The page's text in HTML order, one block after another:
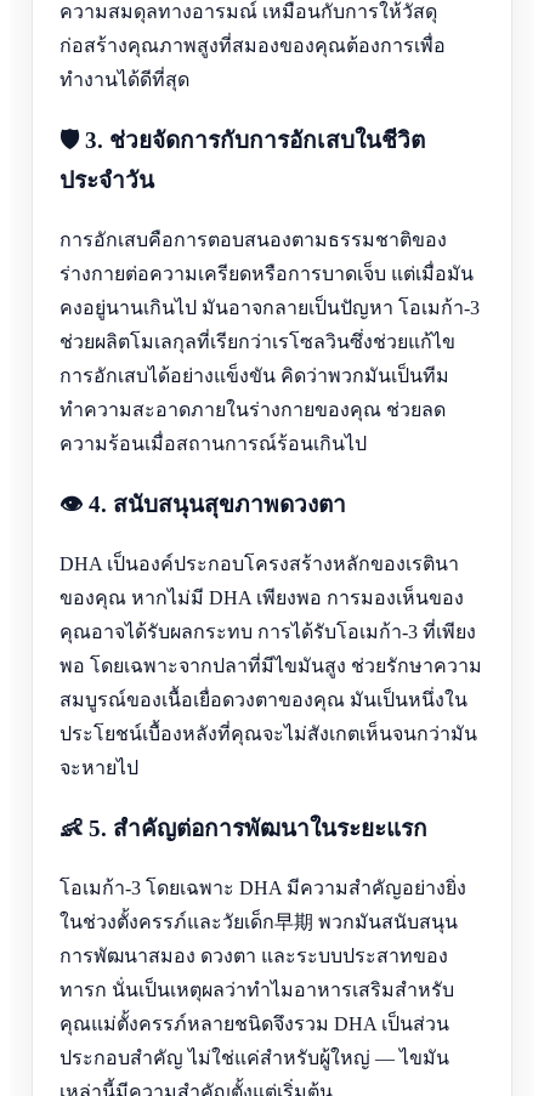
ความสมดุลทางอารมณ์ เหมือนกับการให้วัสดุ
ก่อสร้างคุณภาพสูงที่สมองของคุณต้องการเพื่อ
ทำงานได้ดีที่สุด
🛡️ 3. ช่วยจัดการกับการอักเสบในชีวิต
ประจำวัน
การอักเสบคือการตอบสนองตามธรรมชาติของ
ร่างกายต่อความเครียดหรือการบาดเจ็บ แต่เมื่อมัน
คงอยู่นานเกินไป มันอาจกลายเป็นปัญหา โอเมก้า-3
ช่วยผลิตโมเลกุลที่เรียกว่าเรโซลวินซึ่งช่วยแก้ไข
การอักเสบได้อย่างแข็งขัน คิดว่าพวกมันเป็นทีม
ทำความสะอาดภายในร่างกายของคุณ ช่วยลด
ความร้อนเมื่อสถานการณ์ร้อนเกินไป
👁️ 4. สนับสนุนสุขภาพดวงตา
DHA เป็นองค์ประกอบโครงสร้างหลักของเรตินา
ของคุณ หากไม่มี DHA เพียงพอ การมองเห็นของ
คุณอาจได้รับผลกระทบ การได้รับโอเมก้า-3 ที่เพียง
พอ โดยเฉพาะจากปลาที่มีไขมันสูง ช่วยรักษาความ
สมบูรณ์ของเนื้อเยื่อดวงตาของคุณ มันเป็นหนึ่งใน
ประโยชน์เบื้องหลังที่คุณจะไม่สังเกตเห็นจนกว่ามัน
จะหายไป
👶 5. สำคัญต่อการพัฒนาในระยะแรก
โอเมก้า-3 โดยเฉพาะ DHA มีความสำคัญอย่างยิ่ง
ในช่วงตั้งครรภ์และวัยเด็ก早期 พวกมันสนับสนุน
การพัฒนาสมอง ดวงตา และระบบประสาทของ
ทารก นั่นเป็นเหตุผลว่าทำไมอาหารเสริมสำหรับ
คุณแม่ตั้งครรภ์หลายชนิดจึงรวม DHA เป็นส่วน
ประกอบสำคัญ ไม่ใช่แค่สำหรับผู้ใหญ่ — ไขมัน